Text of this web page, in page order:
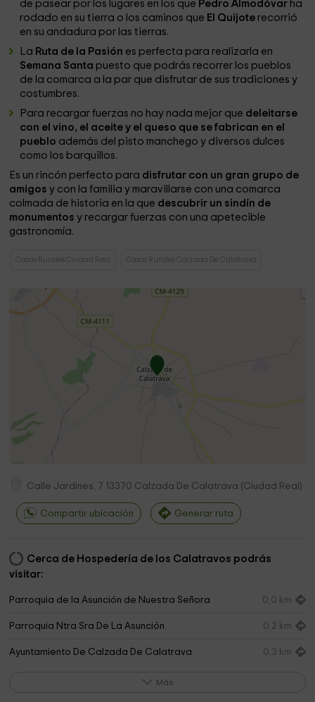
de pasear por los lugares en los que Pedro Almodóvar ha
rodado en su tierra o los caminos que El Quijote recorrió
en su andadura por las tierras.
La Ruta de la Pasión es perfecta para realizarla en
Semana Santa puesto que podrás recorrer los pueblos
de la comarca a la par que disfrutar de sus tradiciones y
costumbres.
Para recargar fuerzas no hay nada mejor que deleitarse
con el vino, el aceite y el queso que se fabrican en el
pueblo además del pisto manchego y diversos dulces
como los barquillos.
Es un rincón perfecto para disfrutar con un gran grupo de
amigos y con la familia y maravillarse con una comarca
colmada de historia en la que descubrir un sindín de
monumentosy recargar fuerzas con una apetecible
gastronomía.
Casas Rurales Ciudad Real Casas Rurales Calzada De Calatrava
Calle Jardines, 7 13370 Calzada De Calatrava (Ciudad Real )
Compartir ubicación Generar ruta
Cerca de Hospedería de los Calatravos podrás
visitar:
Parroquia de la Asunción de Nuestra Señora 0,0 km
Parroquia Ntra Sra De La Asunción 0,2 km
Ayuntamiento De Calzada De Calatrava 0,3 km
Más